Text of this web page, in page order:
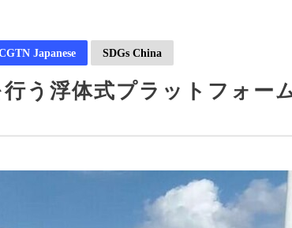
Japanese SDGs China
う浮体式プラットフォー